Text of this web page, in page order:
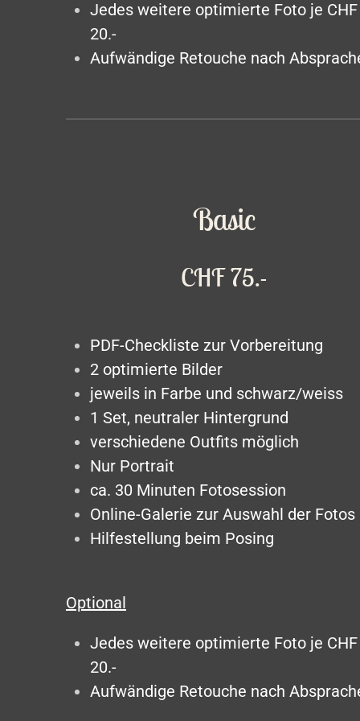
Jedes weitere optimierte Foto je CHF
20.-
Aufwändige Retouche nach
Basic
CHF 75.-
PDF-Checkliste zur Vorbereitung
2 optimierte Bilder
jeweils in Farbe und schwarz/weiss
1 Set, neutraler Hintergrund
verschiedene Outfits möglich
Nur Portrait
ca. 30 Minuten Fotosession
Online-Galerie zur Auswahl der Fotos
Hilfestellung beim Posing
Optional
Jedes weitere optimierte Foto je CHF
20.-
Aufwändige Retouche nach